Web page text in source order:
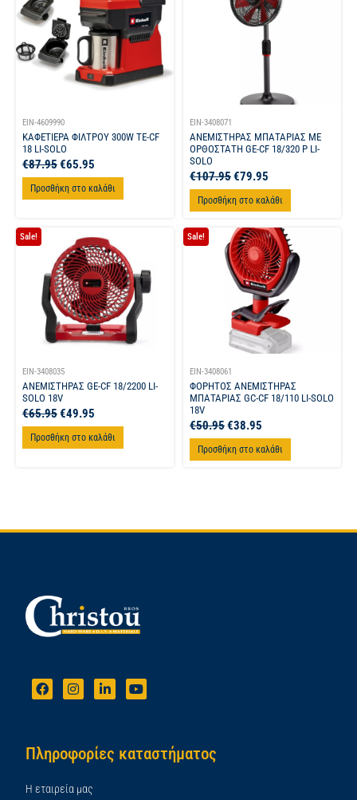
EIN-4609990
ΚΑΦΕΤΙΕΡΑ ΦΙΛΤΡΟΥ 300W TE-CF
18 LI-SOLO
€87.95€65.95
Προσθήκη στο καλάθι
EIN-3408071
ΑΝΕΜΙΣΤΗΡΑΣ ΜΠΑΤΑΡΙΑΣ ΜΕ
ΟΡΘΟΣΤΑΤΗ GE-CF 18/320 P LI-
SOLO
€107.95€79.95
Προσθήκη στο καλάθι
Sale!
EIN-3408035
ΑΝΕΜΙΣΤΗΡΑΣ GE-CF 18/2200 LI-
SOLO 18V
€65.95€49.95
Προσθήκη στο καλάθι
Sale!
EIN-3408061
ΦΟΡΗΤΟΣ ΑΝΕΜΙΣΤΗΡΑΣ
ΜΠΑΤΑΡΙΑΣ GC-CF 18/110 LI-SOLO
18V
€50.95€38.95
Προσθήκη στο καλάθι
Πληροφορίες καταστήματος
Η εταιρεία μας